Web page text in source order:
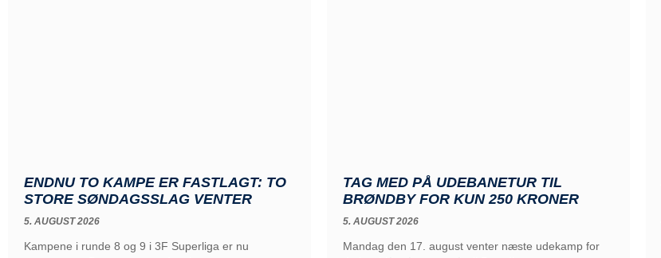
ENDNU TO KAMPE ER FASTLAGT: TO
STORE SØNDAGSSLAG VENTER
5. AUGUST 2026
Kampene i runde 8 og 9 i 3F Superliga er nu
TAG MED PÅ UDEBANETUR TIL
BRØNDBY FOR KUN 250 KRONER
5. AUGUST 2026
Mandag den 17. august venter næste udekamp for